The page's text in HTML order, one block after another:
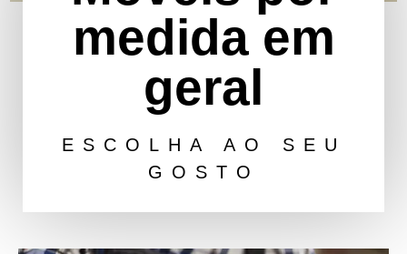
medida em
geral
ESCOLHA AO SEU
GOSTO